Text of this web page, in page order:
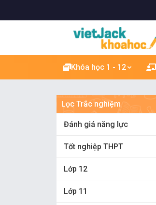
Khóa học 1 - 12
Lọc Trắc nghiệm
Đánh giá năng lực
Tốt nghiệp THPT
Lớp 12
Lớp 11